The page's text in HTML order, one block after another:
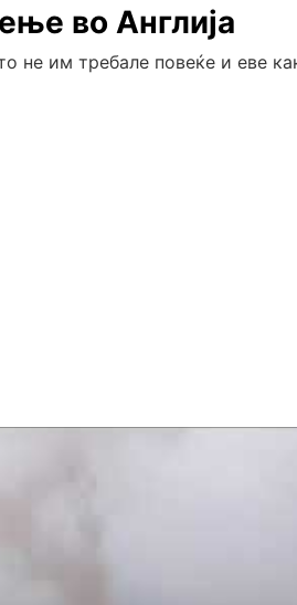
во Англија
не им требале повеќе и еве